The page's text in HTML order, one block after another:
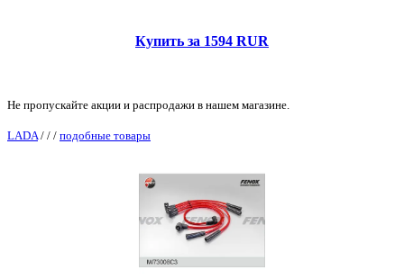
Купить за 1594 RUR
Не пропускайте акции и распродажи в нашем магазине.
LADA/ / / подобные товары